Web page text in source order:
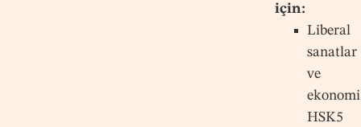
için:
Liberal
sanatlar
ve
HSK5